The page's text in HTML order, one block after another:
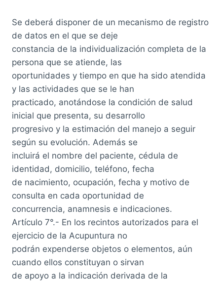
Se deberá disponer de un mecanismo de registro
de datos en el que se deje
constancia de la individualización completa de la
persona que se atiende, las
oportunidades y tiempo en que ha sido atendida
y las actividades que se le han
practicado, anotándose la condición de salud
inicial que presenta, su desarrollo
progresivo y la estimación del manejo a seguir
según su evolución. Además se
incluirá el nombre del paciente, cédula de
identidad, domicilio, teléfono, fecha
de nacimiento, ocupación, fecha y motivo de
consulta en cada oportunidad de
concurrencia, anamnesis e indicaciones.
Artículo 7°.- En los recintos autorizados para el
ejercicio de la Acupuntura no
podrán expenderse objetos o elementos, aún
cuando ellos constituyan o sirvan
de apoyo a la indicación derivada de la